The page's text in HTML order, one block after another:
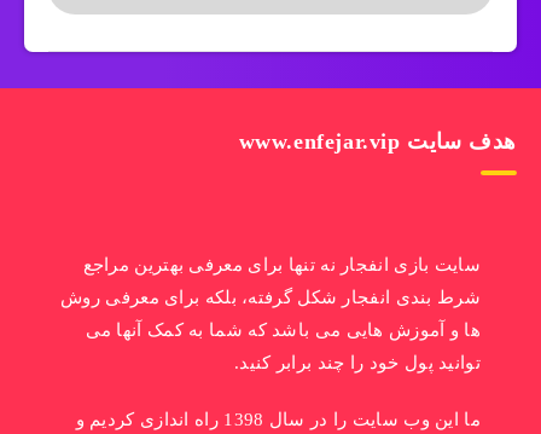
هدف سایت www.enfejar.vip
سایت بازی انفجار نه تنها برای معرفی بهترین مراجع
شرط بندی انفجار شکل گرفته، بلکه برای معرفی روش
ها و آموزش هایی می باشد که شما به کمک آنها می
توانید پول خود را چند برابر کنید.
ما این وب سایت را در سال 1398 راه اندازی کردیم و